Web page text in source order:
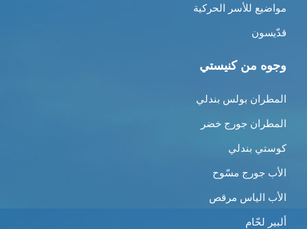
مواضيع للأسر الحركية
قدّيسون
وجوه من كنيستي
المطران بولس بندلي
المطران جورج خضر
كوستي بندلي
الأب جورج مسّوح
الأب الياس مرقص
ألبير لحّام